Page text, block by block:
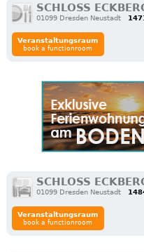
SCHLOSS
01099 Dresden Neustadt
Veranstaltungsraum
book a functionroom
SCHLOSS
01099 Dresden Neustadt
Veranstaltungsraum
book a functionroom